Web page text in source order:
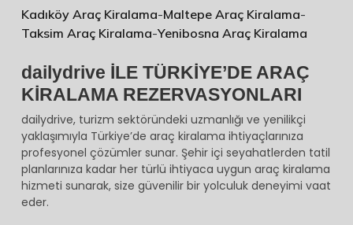
Kadıköy Araç Kiralama-Maltepe Araç Kiralama-
Taksim Araç Kiralama-Yenibosna Araç Kiralama
dailydrive İLE TÜRKİYE’DE ARAÇ
KİRALAMA REZERVASYONLARI
dailydrive, turizm sektöründeki uzmanlığı ve yenilikçi
yaklaşımıyla Türkiye’de araç kiralama ihtiyaçlarınıza
profesyonel çözümler sunar. Şehir içi seyahatlerden tatil
planlarınıza kadar her türlü ihtiyaca uygun araç kiralama
hizmeti sunarak, size güvenilir bir yolculuk deneyimi vaat
eder.